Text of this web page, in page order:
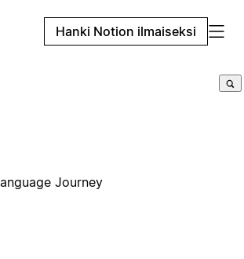
Hanki Notion ilmaiseksi
Journey